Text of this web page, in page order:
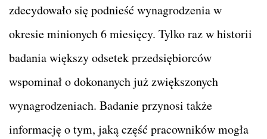
zdecydowało się podnieść wynagrodzenia w
okresie minionych 6 miesięcy. Tylko raz w historii
badania większy odsetek przedsiębiorców
wspominał o dokonanych już zwiększonych
wynagrodzeniach. Badanie przynosi także
informację o tym, jaką część pracowników mogła